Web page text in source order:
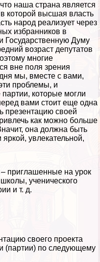
наша страна является
которой высшая власть
народ реализует через
избранников в
Государственную Думу
возраст депутатов
многие
вне поля зрения
мы, вместе с вами,
проблемы, и
которые могли
вами стоит еще одна
презентацию своей
как можно больше
она должна быть
увлекательной,
– приглашенные на урок
ученического
и т. д.
своего проекта
(партии) по следующему